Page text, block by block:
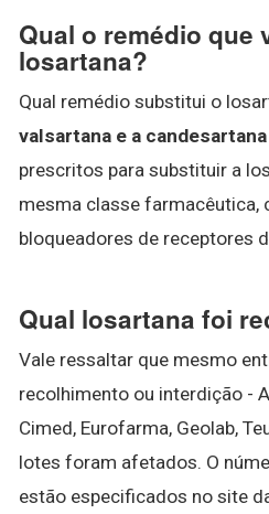
Qual o remédio que
losartana?
Qual remédio substitui o
valsartana e a candesartana
prescritos para substituir a
mesma classe farmacêutica,
bloqueadores de receptores
Qual losartana foi
Vale ressaltar que mesmo
recolhimento ou interdição -
Cimed, Eurofarma, Geolab,
lotes foram afetados. O
estão especificados no site